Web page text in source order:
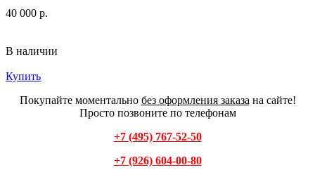
40 000 р.
В наличии
Купить
Покупайте моментально без оформления заказа на сайте!
Просто позвоните по телефонам
+7 (495) 767-52-50
+7 (926) 604-00-80